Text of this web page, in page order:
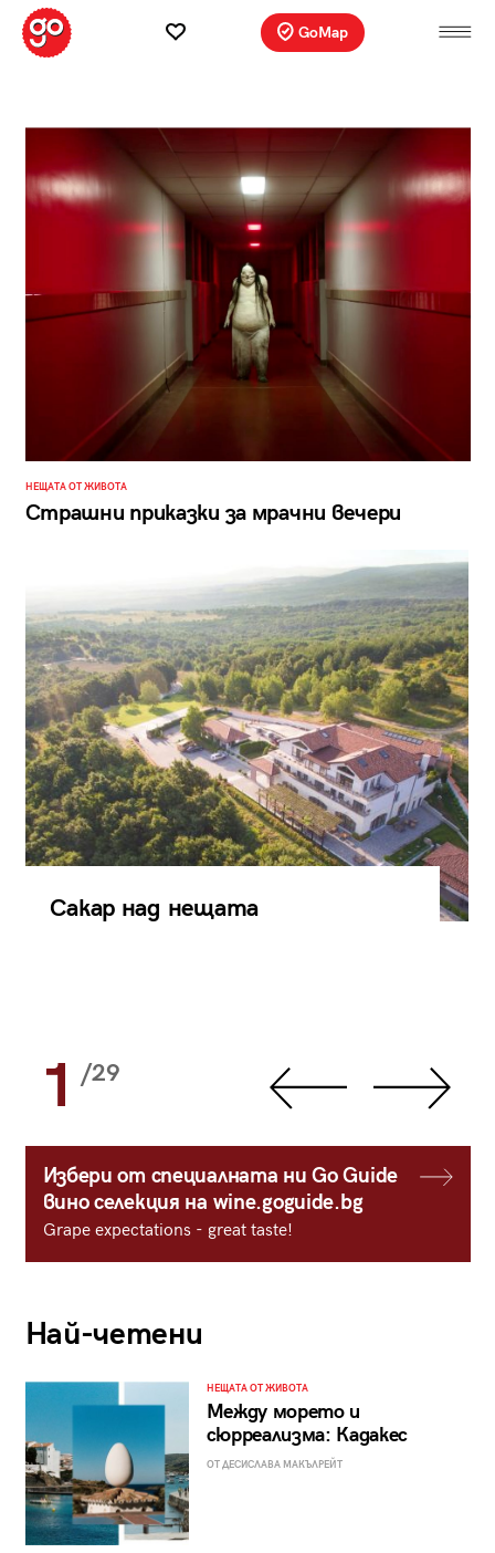
GoMap
НЕЩАТА ОТ ЖИВОТА
Страшни приказки за мрачни вечери
Сакар над нещата
1 /29
Избери от специалната ни Go Guide
вино селекция на wine.goguide.bg
Grape expectations - great taste!
Най-четени
НЕЩАТА ОТ ЖИВОТА
Между морето и
сюрреализма: Кадакес
ОТ ДЕСИСЛАВА МАКЪЛРЕЙТ